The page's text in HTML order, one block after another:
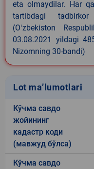
eta olmaydilar. Har
tartibdagi
(Oʻzbekiston
03.08.2021 yildagi
Nizomning 30-bandi)
Lot ma’lumotlari
Кўчма савдо
жойининг
кадастр коди
(мавжуд бўлса)
Кўчма савдо